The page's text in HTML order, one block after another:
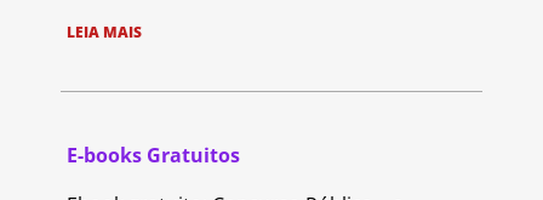
LEIA MAIS
E-books Gratuitos